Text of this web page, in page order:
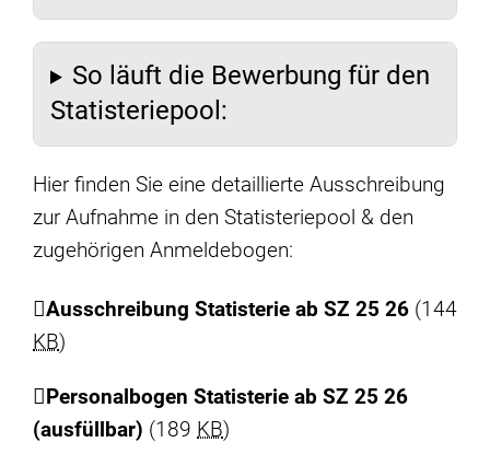
So läuft die Bewerbung für den
Statisteriepool:
Hier finden Sie eine detaillierte Ausschreibung
zur Aufnahme in den Statisteriepool & den
zugehörigen Anmeldebogen:
Ausschreibung Statisterie ab SZ 25 26 (144
KB)
Personalbogen Statisterie ab SZ 25 26
(ausfüllbar) (189 KB)